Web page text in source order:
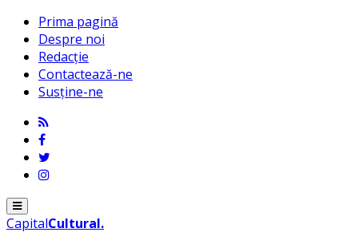
Prima pagină
Despre noi
Redacție
Contactează-ne
Susține-ne
Menu
CapitalCultural.